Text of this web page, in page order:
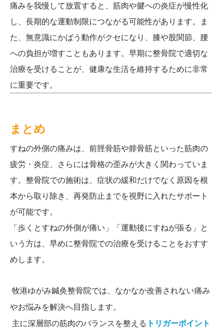
痛みを我慢して放置すると、筋肉や腱への炎症が慢性化
し、長期的な運動制限につながる可能性があります。ま
た、無意識にかばう動作がクセになり、膝や股関節、腰
への負担が増すこともあります。早期に整骨院で適切な
治療を受けることが、健康な生活を維持するために非常
に重要です。
まとめ
すねの外側の痛みは、前脛骨筋や腓骨筋といった筋肉の
疲労・炎症、さらには骨格の歪みが大きく関わっていま
す。整骨院での施術は、症状の緩和だけでなく原因を根
本から取り除き、再発防止までを視野に入れたサポート
が可能です。
「歩くとすねの外側が痛い」「運動後にすねが張る」と
いう方は、早めに整骨院での治療を受けることをおすす
めします。
牧港ゆがみ鍼灸整骨院では、なかなか改善されない痛み
やお悩みを解決へ目指します。
主に深層部の筋肉のバランスを整える トリガーポイント